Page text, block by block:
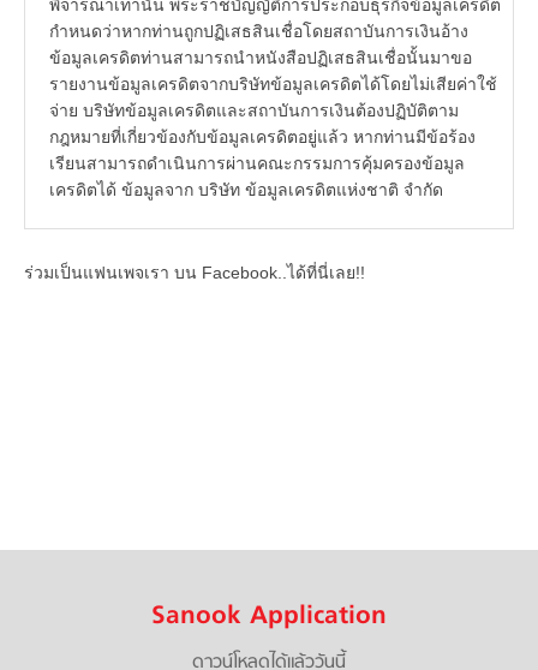
พิจารณาเท่านั้น พระราชบัญญัติการประกอบธุรกิจข้อมูลเครดิต
กำหนดว่าหากท่านถูกปฏิเสธสินเชื่อโดยสถาบันการเงินอ้าง
ข้อมูลเครดิตท่านสามารถนำหนังสือปฏิเสธสินเชื่อนั้นมาขอ
รายงานข้อมูลเครดิตจากบริษัทข้อมูลเครดิตได้โดยไม่เสียค่าใช้
จ่าย บริษัทข้อมูลเครดิตและสถาบันการเงินต้องปฏิบัติตาม
กฎหมายที่เกี่ยวข้องกับข้อมูลเครดิตอยู่แล้ว หากท่านมีข้อร้อง
เรียนสามารถดำเนินการผ่านคณะกรรมการคุ้มครองข้อมูล
เครดิตได้ ข้อมูลจาก บริษัท ข้อมูลเครดิตแห่งชาติ จำกัด
ร่วมเป็นแฟนเพจเรา บน Facebook..ได้ที่นี่เลย!!
Sanook Application
ดาวน์โหลดได้แล้ววันนี้